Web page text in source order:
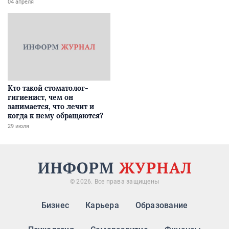
04 апреля
Кто такой стоматолог-
гигиенист, чем он
занимается, что лечит и
когда к нему обращаются?
29 июля
© 2026. Все права защищены
Бизнес Карьера Образование